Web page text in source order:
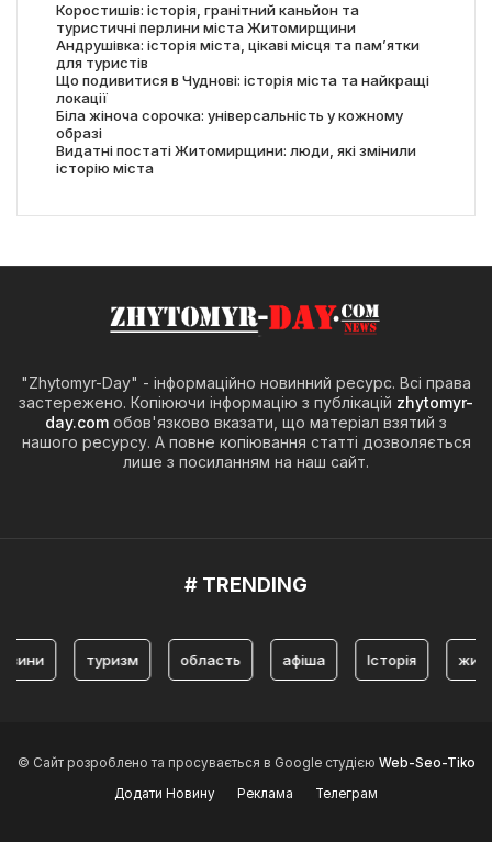
Коростишів: історія, гранітний каньйон та
туристичні перлини міста Житомирщини
Андрушівка: історія міста, цікаві місця та пам’ятки
для туристів
Що подивитися в Чуднові: історія міста та найкращі
локації
Біла жіноча сорочка: універсальність у кожному
образі
Видатні постаті Житомирщини: люди, які змінили
історію міста
"Zhytomyr-Day" - інформаційно новинний ресурс. Всі права
застережено. Копіюючи інформацію з публікацій zhytomyr-
day.com обов'язково вказати, що матеріал взятий з
нашого ресурсу. А повне копіювання статті дозволяється
лише з посиланням на наш сайт.
# TRENDING
туризм область афіша Історія житомир
© Сайт розроблено та просувається в Google студією Web-Seo-Tiko
Додати Новину
Реклама Телеграм